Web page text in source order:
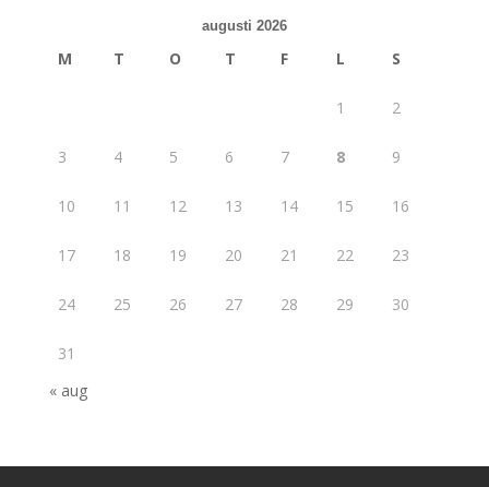
augusti 2026
M T O T F L S
1 2
3 4 5 6 7 8 9
10 11 12 13 14 15 16
17 18 19 20 21 22 23
24 25 26 27 28 29 30
31
« aug